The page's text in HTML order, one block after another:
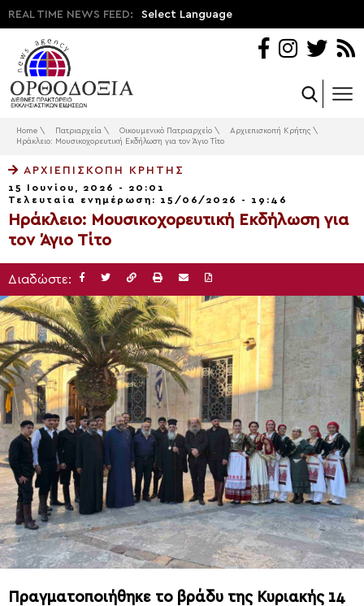
REAL TIME NEWS FEED: Select Language
Home \ Πατριαρχεία \ Οικουμενικό Πατριαρχείο \ Αρχιεπισκοπή Κρήτης \
Ηράκλειο: Μουσικοχορευτική Εκδήλωση για τον Άγιο Τίτο
ΑΡΧΙΕΠΙΣΚΟΠΉ ΚΡΉΤΗΣ
15 Ιουνίου, 2026 - 20:01
Τελευταία ενημέρωση: 15/06/2026 - 19:46
Ηράκλειο: Μουσικοχορευτική Εκδήλωση για
τον Άγιο Τίτο
Διαδώστε:
Πραγματοποιήθηκε το βράδυ της Κυριακής 14